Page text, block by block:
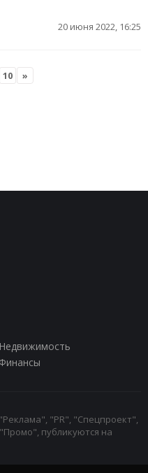
20 июня 2022, 16:25
10 »
Недвижимость
Финансы
"PR", "Спецпроект",
публикуются на